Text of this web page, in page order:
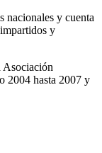
nacionales y cuenta
y
Asociación
2004 hasta 2007 y